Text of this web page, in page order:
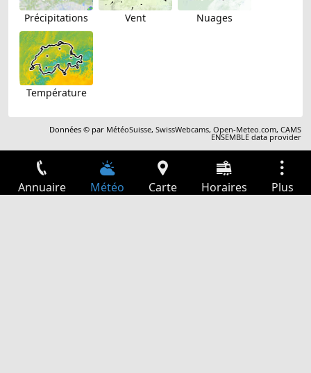
Précipitations Vent Nuages
Température
Données © par MétéoSuisse,SwissWebcams,Open-Meteo.com,CAMS
ENSEMBLE data provider
Annuaire Météo Carte Horaires Plus